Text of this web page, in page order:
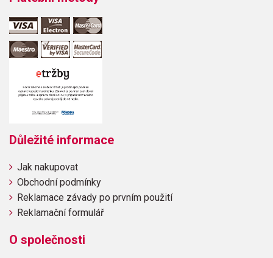
Důležité informace
Jak nakupovat
Obchodní podmínky
Reklamace závady po prvním použití
Reklamační formulář
O společnosti